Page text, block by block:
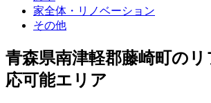
家全体・リノベーション
その他
青森県南津軽郡藤崎町 のリ
応可能エリア